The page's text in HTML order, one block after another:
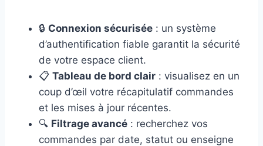
🔒 Connexion sécurisée : un système
d’authentification fiable garantit la sécurité
de votre espace client.
📋 Tableau de bord clair : visualisez en un
coup d’œil votre récapitulatif commandes
et les mises à jour récentes.
🔍 Filtrage avancé : recherchez vos
commandes par date, statut ou enseigne